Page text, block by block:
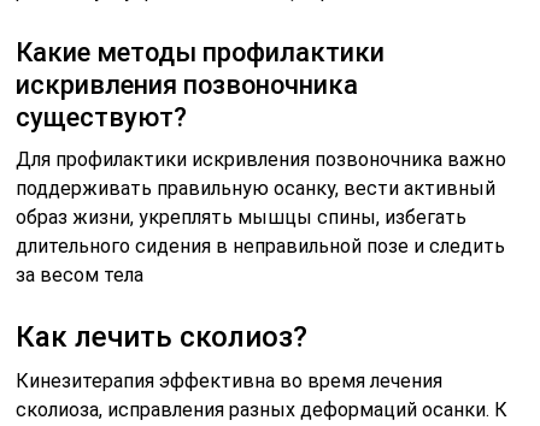
Какие методы профилактики
искривления позвоночника
существуют?
Для профилактики искривления позвоночника важно
поддерживать правильную осанку, вести активный
образ жизни, укреплять мышцы спины, избегать
длительного сидения в неправильной позе и следить
за весом тела
Как лечить сколиоз?
Кинезитерапия эффективна во время лечения
сколиоза, исправления разных деформаций осанки. К